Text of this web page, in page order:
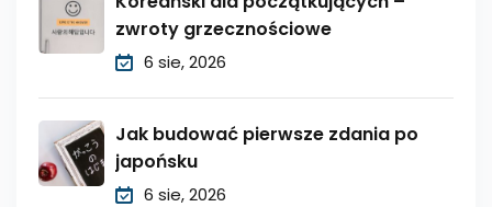
zwroty grzecznościowe
6 sie, 2026
Jak budować pierwsze zdania po
japońsku
6 sie, 2026